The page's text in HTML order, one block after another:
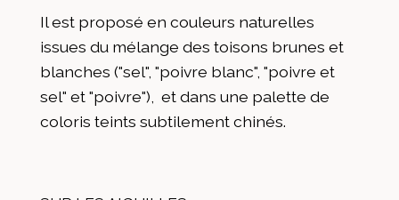
Il est proposé en couleurs naturelles
issues du mélange des toisons brunes et
blanches ("sel", "poivre blanc", "poivre et
sel" et "poivre"), et dans une palette de
coloris teints subtilement chinés.